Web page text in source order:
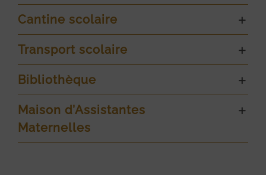
Cantine scolaire
Transport scolaire
Bibliothèque
Maison d’Assistantes
Maternelles